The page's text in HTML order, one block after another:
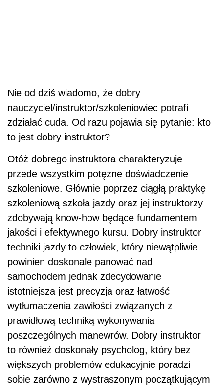
Nie od dziś wiadomo, że dobry
nauczyciel/instruktor/szkoleniowiec potrafi
zdziałać cuda. Od razu pojawia się pytanie: kto
to jest dobry instruktor?
Otóż dobrego instruktora charakteryzuje
przede wszystkim potężne doświadczenie
szkoleniowe. Głównie poprzez ciągłą praktykę
szkoleniową szkoła jazdy oraz jej instruktorzy
zdobywają know-how będące fundamentem
jakości i efektywnego kursu. Dobry instruktor
techniki jazdy to człowiek, który niewątpliwie
powinien doskonale panować nad
samochodem jednak zdecydowanie
istotniejsza jest precyzja oraz łatwość
wytłumaczenia zawiłości związanych z
prawidłową techniką wykonywania
poszczególnych manewrów. Dobry instruktor
to również doskonały psycholog, który bez
większych problemów edukacyjnie poradzi
sobie zarówno z wystraszonym początkującym